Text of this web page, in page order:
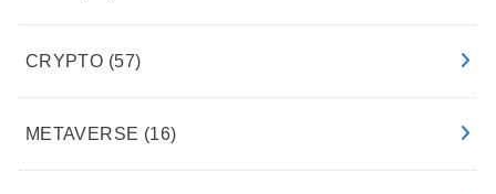
CRYPTO (57)
METAVERSE (16)